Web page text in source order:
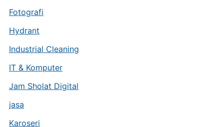
Fotografi
Hydrant
Industrial Cleaning
IT & Komputer
Jam Sholat Digital
jasa
Karoseri